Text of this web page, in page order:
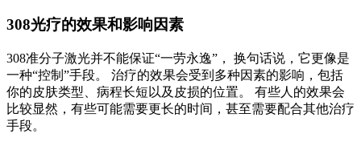
308光疗的效果和影响因素
308准分子激光并不能保证“一劳永逸”， 换句话说，它更像是
一种“控制”手段。 治疗的效果会受到多种因素的影响，包括
你的皮肤类型、病程长短以及皮损的位置。 有些人的效果会
比较显然，有些可能需要更长的时间，甚至需要配合其他治疗
手段。